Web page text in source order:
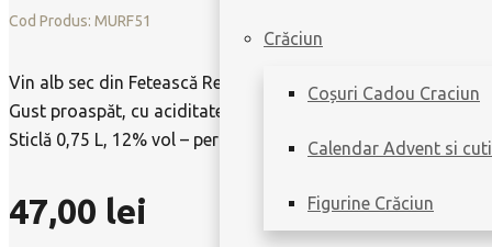
Crăciun
Coșuri Cadou Craciun
Calendar Advent si
Figurine Crăciun
Cod Produs: MURF51
Vin alb sec din Fetească Regală & Sauvignon Blanc, DOC-
Gust proaspăt, cu aciditate echilibrată și final plăcut, ușor de
Sticlă 0,75 L, 12% vol – perfect răcit la 6–7°C.
47,00 lei